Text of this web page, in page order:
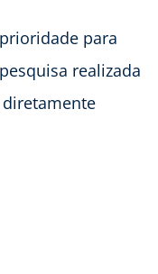
para
realizada